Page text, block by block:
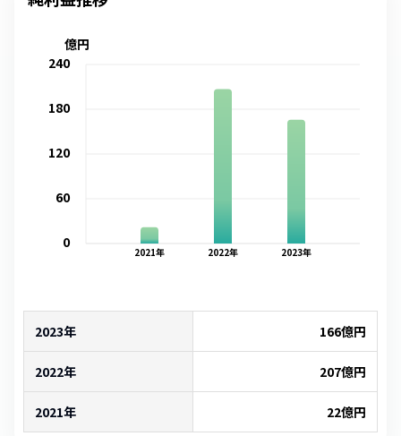
2021年 2022年 2023年
0
60
120
180
240
億円
2023年 166億円
2022年 207億円
2021年 22億円